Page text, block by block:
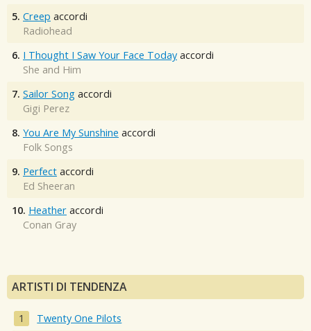
5. Creep accordi
Radiohead
6. I Thought I Saw Your Face Today accordi
She and Him
7. Sailor Song accordi
Gigi Perez
8. You Are My Sunshine accordi
Folk Songs
9. Perfect accordi
Ed Sheeran
10. Heather accordi
Conan Gray
ARTISTI DI TENDENZA
Twenty One Pilots